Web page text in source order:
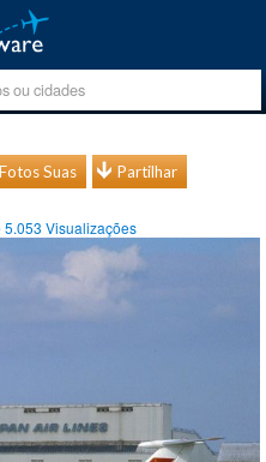
Suas Partilhar
5.053 Visualizações